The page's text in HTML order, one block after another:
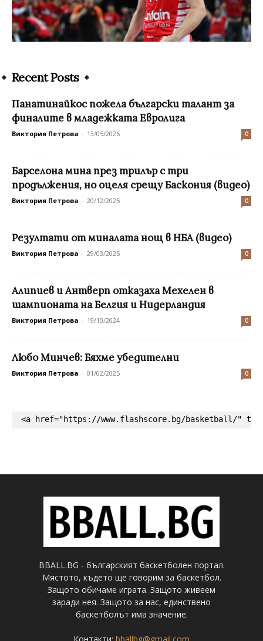
Recent Posts
Панатинайкос пожела български талант за
финалите в младежката Евролига
Виктория Петрова - 13/05/2026 0
Барселона мина през трилър с три
продължения, но оцеля срещу Баскония (видео)
Виктория Петрова - 20/12/2025 0
Резултати от миналата нощ в НБА (видео)
Виктория Петрова - 29/03/2025 0
Aлипиев и Антверп отказаха Мехелен в
шампионата на Белгия и Нидерландия
Виктория Петрова - 19/10/2024 0
Любо Минчев: Бяхме убедителни
Виктория Петрова - 01/02/2025 0
<a href="https://www.flashscore.bg/basketball/"
BBALL.BG - българският баскетболен портал.
Мястото, където ще говорим за баскетбол.
Защото обичаме играта. Защото живеем
заради нея. Защото за нас, единствено
баскетболът има значение.